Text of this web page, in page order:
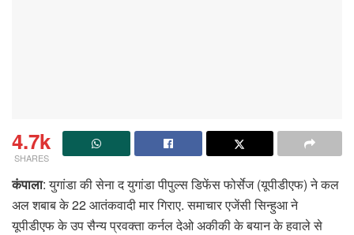
4.7k
SHARES
कंपाला: युगांडा की सेना द युगांडा पीपुल्स डिफेंस फोर्सेज (यूपीडीएफ) ने कल
अल शबाब के 22 आतंकवादी मार गिराए. समाचार एजेंसी सिन्हुआ ने
यूपीडीएफ के उप सैन्य प्रवक्ता कर्नल देओ अकीकी के बयान के हवाले से